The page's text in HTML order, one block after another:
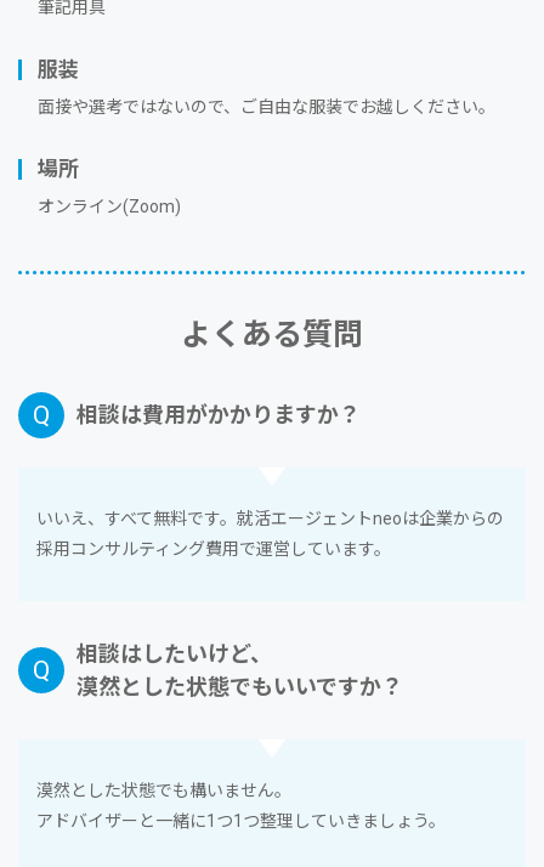
筆記用具
服装
⾯接や選考ではないので、ご⾃由な服装でお越しください。
場所
オンライン(Zoom)
よくある質問
相談は費⽤がかかりますか？
いいえ、すべて無料です。就活エージェントneoは企業からの
採⽤コンサルティング費⽤で運営しています。
相談はしたいけど、
漠然とした状態でもいいですか？
漠然とした状態でも構いません。
アドバイザーと⼀緒に1つ1つ整理していきましょう。